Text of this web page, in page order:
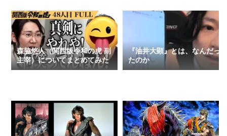
森脇悠人（関西版令和の虎 副
主宰）についてまとめてみた
『油井大顕』とは、なんだっ
たのか